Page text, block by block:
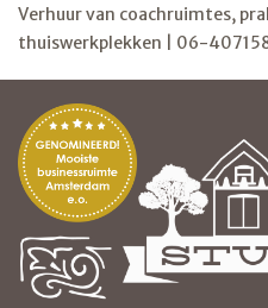
Verhuur van coachruimtes,
thuiswerkplekken | 06-